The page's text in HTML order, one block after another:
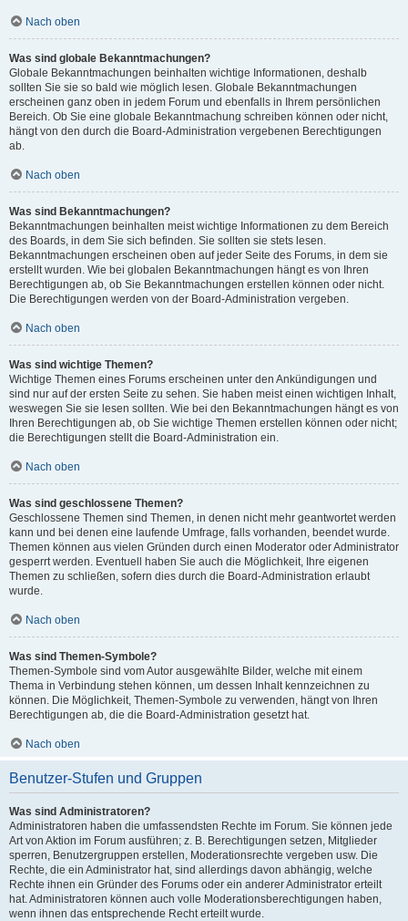
Nach oben
Was sind globale Bekanntmachungen?
Globale Bekanntmachungen beinhalten wichtige Informationen, deshalb
sollten Sie sie so bald wie möglich lesen. Globale Bekanntmachungen
erscheinen ganz oben in jedem Forum und ebenfalls in Ihrem persönlichen
Bereich. Ob Sie eine globale Bekanntmachung schreiben können oder nicht,
hängt von den durch die Board-Administration vergebenen Berechtigungen
ab.
Nach oben
Was sind Bekanntmachungen?
Bekanntmachungen beinhalten meist wichtige Informationen zu dem Bereich
des Boards, in dem Sie sich befinden. Sie sollten sie stets lesen.
Bekanntmachungen erscheinen oben auf jeder Seite des Forums, in dem sie
erstellt wurden. Wie bei globalen Bekanntmachungen hängt es von Ihren
Berechtigungen ab, ob Sie Bekanntmachungen erstellen können oder nicht.
Die Berechtigungen werden von der Board-Administration vergeben.
Nach oben
Was sind wichtige Themen?
Wichtige Themen eines Forums erscheinen unter den Ankündigungen und
sind nur auf der ersten Seite zu sehen. Sie haben meist einen wichtigen Inhalt,
weswegen Sie sie lesen sollten. Wie bei den Bekanntmachungen hängt es von
Ihren Berechtigungen ab, ob Sie wichtige Themen erstellen können oder nicht;
die Berechtigungen stellt die Board-Administration ein.
Nach oben
Was sind geschlossene Themen?
Geschlossene Themen sind Themen, in denen nicht mehr geantwortet werden
kann und bei denen eine laufende Umfrage, falls vorhanden, beendet wurde.
Themen können aus vielen Gründen durch einen Moderator oder Administrator
gesperrt werden. Eventuell haben Sie auch die Möglichkeit, Ihre eigenen
Themen zu schließen, sofern dies durch die Board-Administration erlaubt
wurde.
Nach oben
Was sind Themen-Symbole?
Themen-Symbole sind vom Autor ausgewählte Bilder, welche mit einem
Thema in Verbindung stehen können, um dessen Inhalt kennzeichnen zu
können. Die Möglichkeit, Themen-Symbole zu verwenden, hängt von Ihren
Berechtigungen ab, die die Board-Administration gesetzt hat.
Nach oben
Benutzer-Stufen und Gruppen
Was sind Administratoren?
Administratoren haben die umfassendsten Rechte im Forum. Sie können jede
Art von Aktion im Forum ausführen; z. B. Berechtigungen setzen, Mitglieder
sperren, Benutzergruppen erstellen, Moderationsrechte vergeben usw. Die
Rechte, die ein Administrator hat, sind allerdings davon abhängig, welche
Rechte ihnen ein Gründer des Forums oder ein anderer Administrator erteilt
hat. Administratoren können auch volle Moderationsberechtigungen haben,
wenn ihnen das entsprechende Recht erteilt wurde.